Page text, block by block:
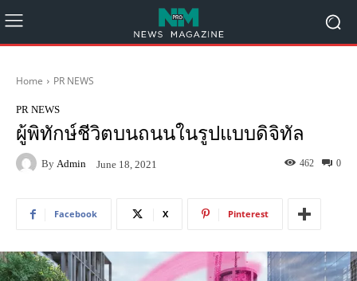
Home PR NEWS
PR NEWS
ผู้พิทักษ์ชีวิตบนถนนในรูปแบบดิจิทัล
By Admin June 18, 2021 0
462
Facebook X Pinterest